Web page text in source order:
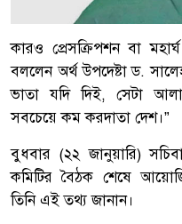
কারও প্রেসক্রিপশন বা
বললেন অর্থ উপদেষ্টা ড.
ভাতা যদি দিই, সেটা
সবচেয়ে কম করদাতা দেশ।”
বুধবার (২২ জানুয়ারি)
কমিটির বৈঠক শেষে
তিনি এই তথ্য জানান।